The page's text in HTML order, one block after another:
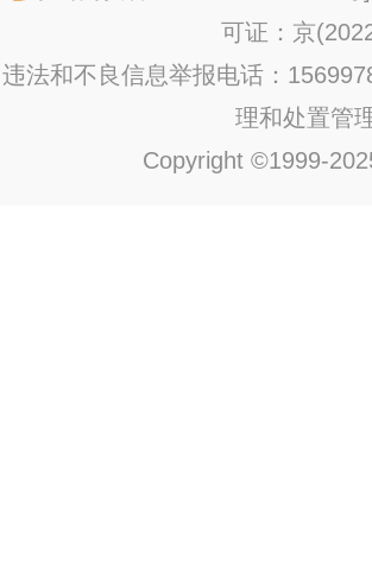
可证：京
违法和不良信息举报电话：
理和处置管
Copyright ©1999-